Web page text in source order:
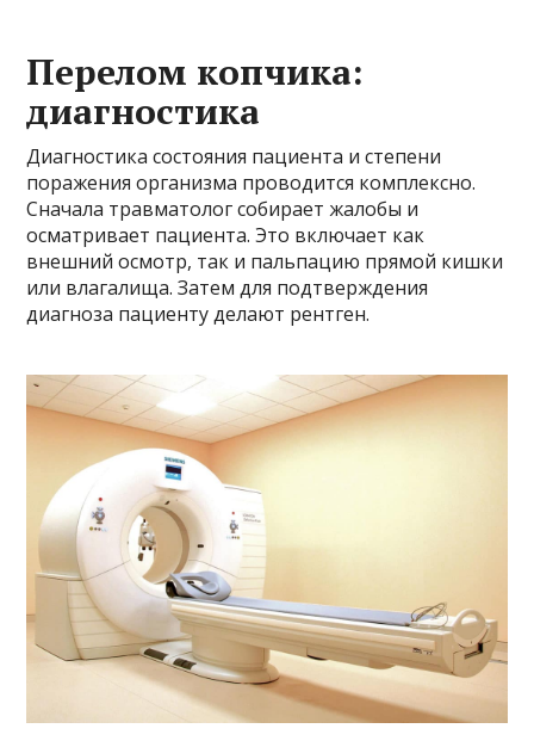
Перелом копчика:
диагностика
Диагностика состояния пациента и степени
поражения организма проводится комплексно.
Сначала травматолог собирает жалобы и
осматривает пациента. Это включает как
внешний осмотр, так и пальпацию прямой кишки
или влагалища. Затем для подтверждения
диагноза пациенту делают рентген.